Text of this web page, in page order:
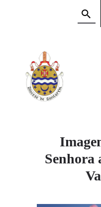
Senhora
A DIOCESE
CELEBRAÇÃO
VIDA CRISTÃ
NOTÍCIAS